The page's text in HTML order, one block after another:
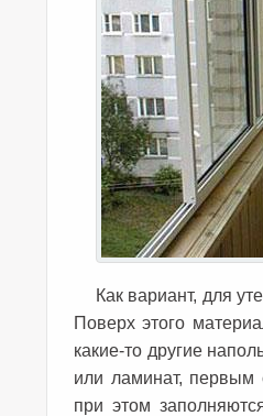
Как вариант, для
Поверх этого
какие-то другие
или ламинат, первым
при этом